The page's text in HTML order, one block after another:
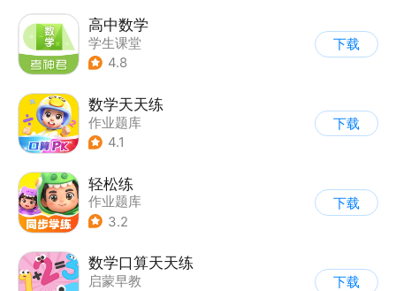
高中数学
学生课堂
4.8
下载
数学天天练
作业题库
4.1
下载
轻松练
作业题库
3.2
下载
数学口算天天练
启蒙早教
下载